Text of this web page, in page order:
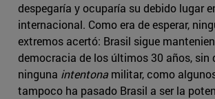
despegaría y ocuparía su debido lugar
internacional. Como era de esperar,
extremos acertó: Brasil sigue
democracia de los últimos 30 años, sin
ninguna intentonamilitar, como
tampoco ha pasado Brasil a ser la